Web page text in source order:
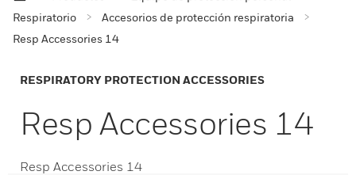
Respiratorio
Accesorios de protección respiratoria
Resp Accessories 14
RESPIRATORY PROTECTION ACCESSORIES
Resp Accessories 14
Resp Accessories 14